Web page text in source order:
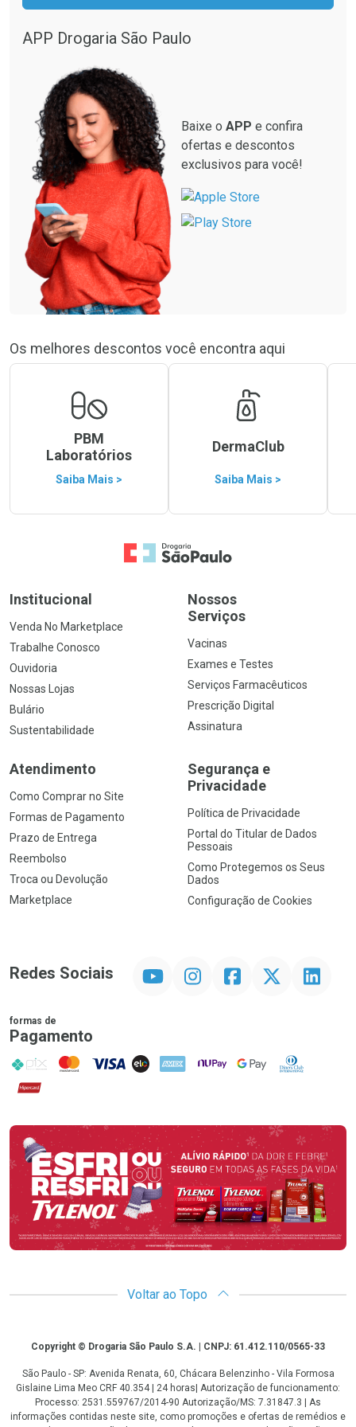
APP Drogaria São Paulo
Baixe o APP e confira
ofertas e descontos
exclusivos para você!
Os melhores descontos você encontra aqui
PBM
Laboratórios
Saiba Mais >
DermaClub
Saiba Mais >
Ir para a Home
Institucional
Venda No Marketplace
Trabalhe Conosco
Ouvidoria
Nossas Lojas
Bulário
Sustentabilidade
Nossos
Serviços
Vacinas
Exames e Testes
Serviços Farmacêuticos
Prescrição Digital
Assinatura
Atendimento
Como Comprar no Site
Formas de Pagamento
Prazo de Entrega
Reembolso
Troca ou Devolução
Marketplace
Segurança e
Privacidade
Política de Privacidade
Portal do Titular de Dados
Pessoais
Como Protegemos os Seus
Dados
Configuração de Cookies
Redes Sociais InstagramFacebookTwitter Linkedin
formas de
Pagamento
PIX MasterCard
VISA ELO AMEX NuPay Google PayDiners Club
Hipercard
Promoção em Destaque
Voltar ao Topo
CopyrightCopyright © Drogaria São Paulo S.A. | CNPJ: 61.412.110/0565-33
São Paulo - SP: Avenida Renata, 60, Chácara Belenzinho - Vila Formosa
Gislaine Lima Meo CRF 40.354 | 24 horas| Autorização de funcionamento:
Processo: 2531.559767/2014-90 Autorização/MS: 7.31847.3 | As
informações contidas neste site, como promoções e ofertas de remédios e